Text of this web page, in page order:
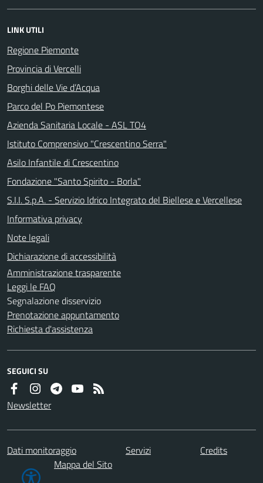
LINK UTILI
Regione Piemonte
Provincia di Vercelli
Borghi delle Vie d’Acqua
Parco del Po Piemontese
Azienda Sanitaria Locale - ASL TO4
Istituto Comprensivo "Crescentino Serra"
Asilo Infantile di Crescentino
Fondazione "Santo Spirito - Borla"
S.I.I. S.p.A. - Servizio Idrico Integrato del Biellese e Vercellese
Informativa privacy
Note legali
Dichiarazione di accessibilità
Amministrazione trasparente
Leggi le FAQ
Segnalazione disservizio
Prenotazione appuntamento
Richiesta d'assistenza
SEGUICI SU
Newsletter
Dati monitoraggio Servizi
Credits
Mappa del Sito